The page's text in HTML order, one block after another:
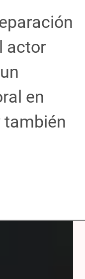
actor
en
también